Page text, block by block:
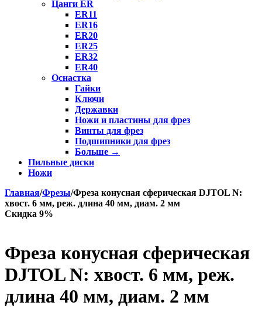
Цанги ER
ER11
ER16
ER20
ER25
ER32
ER40
Оснастка
Гайки
Ключи
Державки
Ножи и пластины для фрез
Винты для фрез
Подшипники для фрез
Больше →
Пильные диски
Ножи
Главная/Фрезы/Фреза конусная сферическая DJTOL N:
хвост. 6 мм, реж. длина 40 мм, диам. 2 мм
Скидка 9%
Фреза конусная сферическая
DJTOL N: хвост. 6 мм, реж.
длина 40 мм, диам. 2 мм